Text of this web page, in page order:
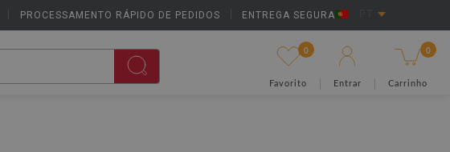
PROCESSAMENTO RÁPIDO DE PEDIDOS ENTREGA SEGURA
0
Favorito Entrar
0
Carrinho